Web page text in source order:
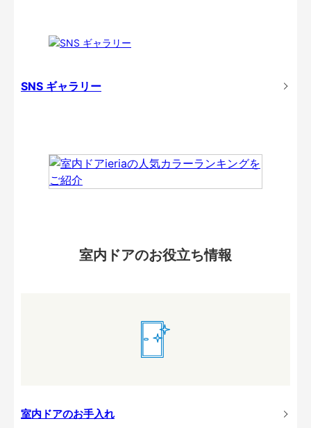
SNS ギャラリー
室内ドアのお役立ち情報
室内ドアのお手入れ